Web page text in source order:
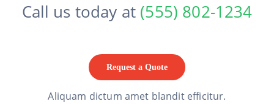
Call us today at (555) 802-1234
Request a Quote
Aliquam dictum amet blandit efficitur.